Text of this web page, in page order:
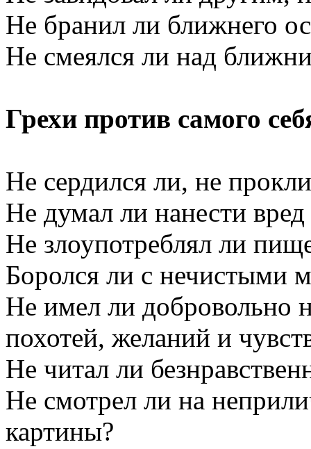
Не бранил ли ближнего
Не смеялся ли над
Грехи против самого
Не сердился ли, не
Не думал ли нанести
Не злоупотреблял ли
Боролся ли с нечистыми
Не имел ли добровольно
похотей, желаний и
Не читал ли
Не смотрел ли на
картины?